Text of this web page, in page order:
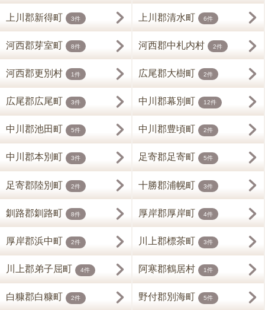
上川郡新得町 3件 上川郡清水町 6件
河西郡芽室町 8件 河西郡中札内村 2件
河西郡更別村 1件 広尾郡大樹町 2件
広尾郡広尾町 3件 中川郡幕別町 12件
中川郡池田町 5件 中川郡豊頃町 2件
中川郡本別町 3件 足寄郡足寄町 5件
足寄郡陸別町 2件 十勝郡浦幌町 3件
釧路郡釧路町 8件 厚岸郡厚岸町 4件
厚岸郡浜中町 2件 川上郡標茶町 3件
川上郡弟子屈町 4件 阿寒郡鶴居村 1件
白糠郡白糠町 2件 野付郡別海町 5件